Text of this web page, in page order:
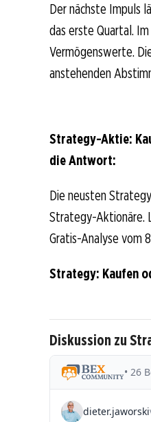
Der nächste Impuls
das erste Quartal.
Vermögenswerte.
anstehenden
Strategy-Aktie:
die Antwort:
Die neusten
Strategy-Aktionäre.
Gratis-Analyse vom
Strategy: Kaufen
Diskussion zu